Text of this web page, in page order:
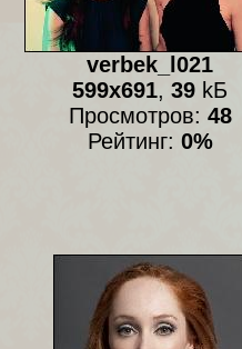
verbek_l021
599x691, 39 kБ
Просмотров: 48
Рейтинг: 0%